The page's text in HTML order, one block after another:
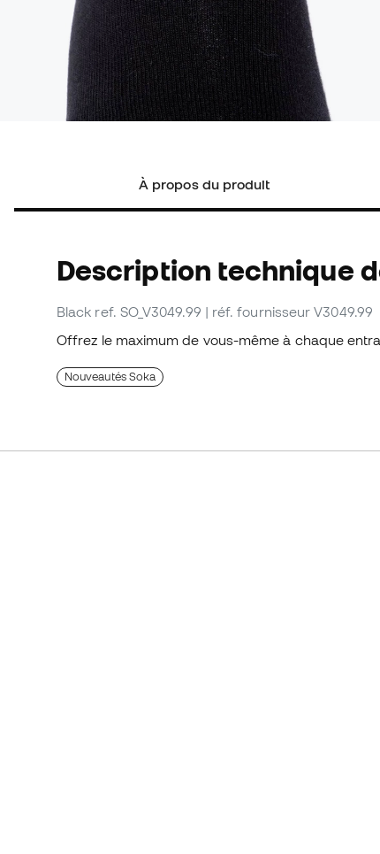
À propos du produit
Description technique
Black ref. SO_V3049.99 | réf. fournisseur V3049.99
Offrez le maximum de vous-même à chaque
Nouveautés Soka